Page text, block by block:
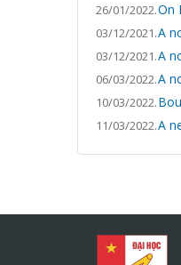
26/01/2022.On
03/12/2021.A
03/12/2021.A
06/03/2022.A
10/03/2022.
11/03/2022.A